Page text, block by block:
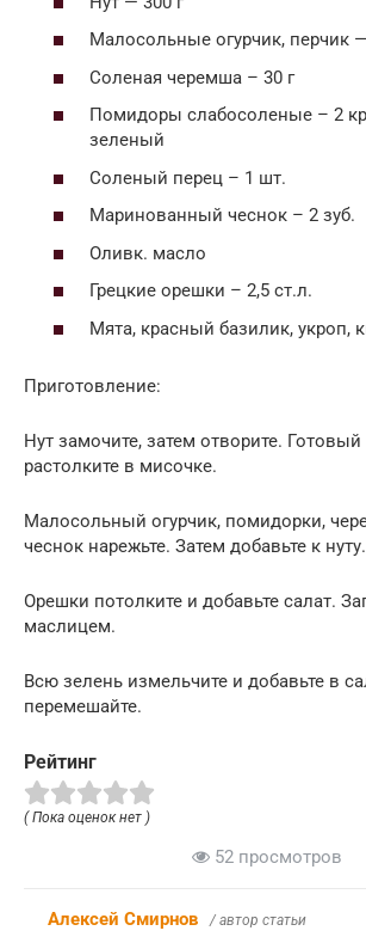
Малосольные огурчик, перчик
Соленая черемша – 30 г
Помидоры слабосоленые – 2
зеленый
Соленый перец – 1 шт.
Маринованный чеснок – 2 зуб.
Оливк. масло
Грецкие орешки – 2,5 ст.л.
Мята, красный базилик, укроп,
Приготовление:
Нут замочите, затем отворите.
растолките в мисочке.
Малосольный огурчик, помидорки,
чеснок нарежьте. Затем добавьте к нуту.
Орешки потолките и добавьте салат.
маслицем.
Всю зелень измельчите и добавьте в
перемешайте.
Рейтинг
( Пока оценок нет )
52 просмотров
Алексей Смирнов / автор статьи